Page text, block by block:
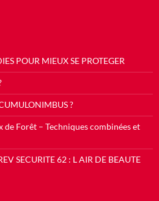
POUR MIEUX SE PROTEGER
?
Forêt – Techniques combinées et
SECURITE 62 : L AIR DE BEAUTE